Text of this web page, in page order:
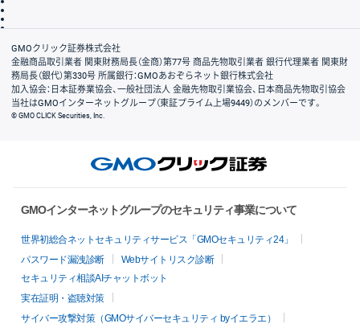
会社案内
GMOクリック証券株式会社
金融商品取引業者 関東財務局長（金商）第77号 商品先物取引業者 銀行代理業者 関東財
務局長（銀代）第330号 所属銀行：GMOあおぞらネット銀行株式会社
加入協会：日本証券業協会、一般社団法人 金融先物取引業協会、日本商品先物取引協会
当社はGMOインターネットグループ（東証プライム上場9449）のメンバーです。
© GMO CLICK Securities, Inc.
GMOインターネットグループのセキュリティ事業について
世界初総合ネットセキュリティサービス「GMOセキュリティ24」
パスワード漏洩診断
Webサイトリスク診断
セキュリティ相談AIチャットボット
実在証明・盗聴対策
サイバー攻撃対策（GMOサイバーセキュリティ byイエラエ）